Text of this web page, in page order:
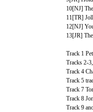
10[NJ]
11[TR]
12[NJ]
13[JR]
Track 1
Tracks 2-
Track 4
Track 5
Track 7
Track 8
Track 9